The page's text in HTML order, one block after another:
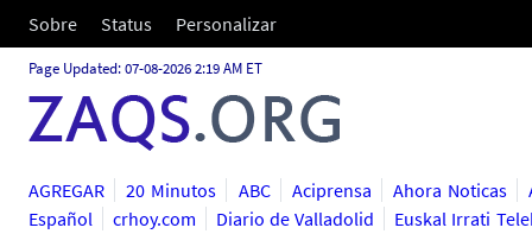
Sobre Status Personalizar
Page Updated: 07-08-2026 2:19 AM ET
AGREGAR 20 Minutos ABC Aciprensa Ahora Noticas
Español
crhoy.com Diario de Valladolid
Euskal Irrati